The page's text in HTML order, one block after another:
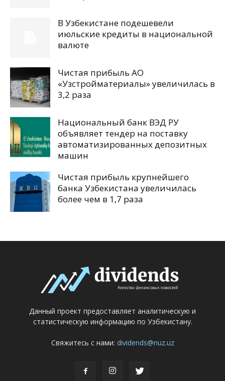
В Узбекистане подешевели
июльские кредиты в национальной
валюте
Чистая прибыль АО
«Узстройматериалы» увеличилась в
3,2 раза
Национальный банк ВЭД РУ
объявляет тендер на поставку
автоматизированных депозитных
машин
Чистая прибыль крупнейшего
банка Узбекистана увеличилась
более чем в 1,7 раза
Данный проект предоставляет аналитическую и
статистическую информацию по Узбекистану.
Свяжитесь с нами: dividends@nuz.uz